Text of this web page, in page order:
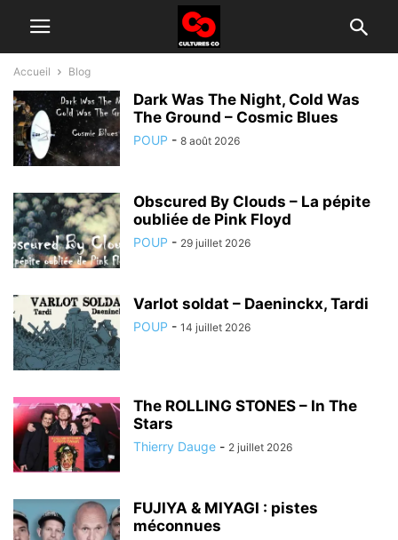
Accueil Blog
Dark Was The Night, Cold Was
The Ground – Cosmic Blues
POUP - 8 août 2026
Obscured By Clouds – La pépite
oubliée de Pink Floyd
POUP - 29 juillet 2026
Varlot soldat – Daeninckx, Tardi
POUP - 14 juillet 2026
The ROLLING STONES – In The
Stars
Thierry Dauge - 2 juillet 2026
FUJIYA & MIYAGI : pistes
méconnues